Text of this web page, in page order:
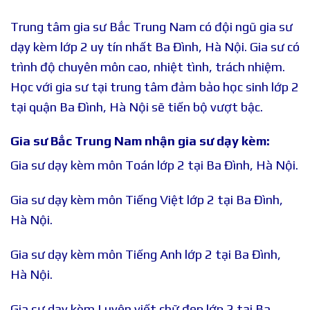
Trung tâm gia sư Bắc Trung Nam có đội ngũ gia sư
dạy kèm lớp 2 uy tín nhất Ba Đình, Hà Nội. Gia sư có
trình độ chuyên môn cao, nhiệt tình, trách nhiệm.
Học với gia sư tại trung tâm đảm bảo học sinh lớp 2
tại quận Ba Đình, Hà Nội sẽ tiến bộ vượt bậc.
Gia sư Bắc Trung Nam nhận gia sư dạy kèm:
Gia sư dạy kèm môn Toán lớp 2 tại Ba Đình, Hà Nội.
Gia sư dạy kèm môn Tiếng Việt lớp 2 tại Ba Đình,
Hà Nội.
Gia sư dạy kèm môn Tiếng Anh lớp 2 tại Ba Đình,
Hà Nội.